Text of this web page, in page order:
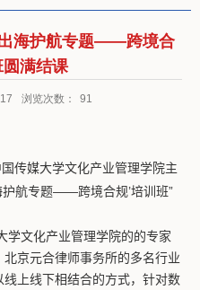
海护航专题——跨境合
满结课
浏览次数： 91
国传媒大学文化产业管理学院主
护航专题——跨境合规’培训班”
学文化产业管理学院的的专家
京元合律师事务所的多名行业
上线下相结合的方式，针对数